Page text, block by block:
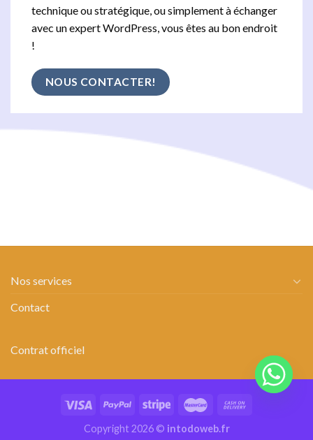
technique ou stratégique, ou simplement à échanger
avec un expert WordPress, vous êtes au bon endroit
!
NOUS CONTACTER!
Nos services
Contact
Contrat officiel
Copyright 2026 © intodoweb.fr